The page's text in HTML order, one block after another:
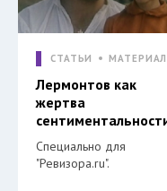
СТАТЬИ МАТЕРИАЛ
Лермонтов как
жертва
Специально для
"Ревизора.ru".